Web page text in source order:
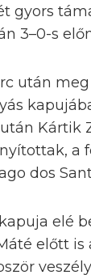
gyors
3–0-s
után
Kártik
a
dos
elé
előtt is